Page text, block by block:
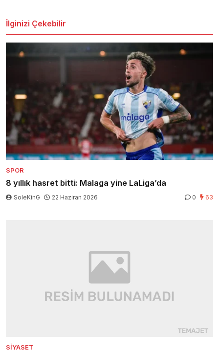
İlginizi Çekebilir
SPOR
8 yıllık hasret bitti: Malaga yine LaLiga’da
SoleKinG 22 Haziran 2026 0 63
SIYASET